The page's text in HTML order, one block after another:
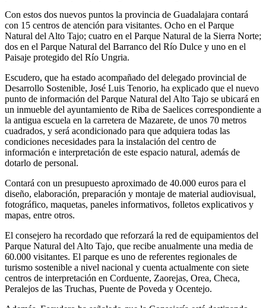
Con estos dos nuevos puntos la provincia de Guadalajara contará
con 15 centros de atención para visitantes. Ocho en el Parque
Natural del Alto Tajo; cuatro en el Parque Natural de la Sierra Norte;
dos en el Parque Natural del Barranco del Río Dulce y uno en el
Paisaje protegido del Río Ungria.
Escudero, que ha estado acompañado del delegado provincial de
Desarrollo Sostenible, José Luis Tenorio, ha explicado que el nuevo
punto de información del Parque Natural del Alto Tajo se ubicará en
un inmueble del ayuntamiento de Riba de Saelices correspondiente a
la antigua escuela en la carretera de Mazarete, de unos 70 metros
cuadrados, y será acondicionado para que adquiera todas las
condiciones necesidades para la instalación del centro de
información e interpretación de este espacio natural, además de
dotarlo de personal.
Contará con un presupuesto aproximado de 40.000 euros para el
diseño, elaboración, preparación y montaje de material audiovisual,
fotográfico, maquetas, paneles informativos, folletos explicativos y
mapas, entre otros.
El consejero ha recordado que reforzará la red de equipamientos del
Parque Natural del Alto Tajo, que recibe anualmente una media de
60.000 visitantes. El parque es uno de referentes regionales de
turismo sostenible a nivel nacional y cuenta actualmente con siete
centros de interpretación en Corduente, Zaorejas, Orea, Checa,
Peralejos de las Truchas, Puente de Poveda y Ocentejo.